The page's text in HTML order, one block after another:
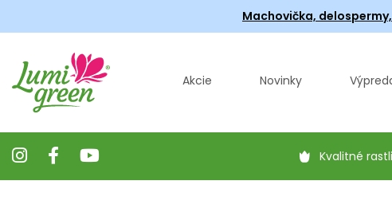
Machovička,
Akcie Novinky
Kvalitné